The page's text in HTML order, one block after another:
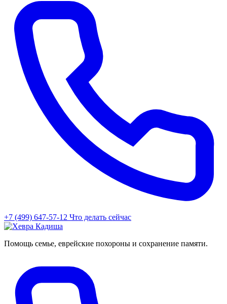
+7 (499) 647-57-12 Что делать сейчас
Помощь семье, еврейские похороны и сохранение памяти.